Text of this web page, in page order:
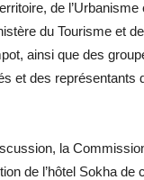
de l’Urbanisme
du Tourisme et
ainsi que des
et des représentants
la
de l’hôtel Sokha de